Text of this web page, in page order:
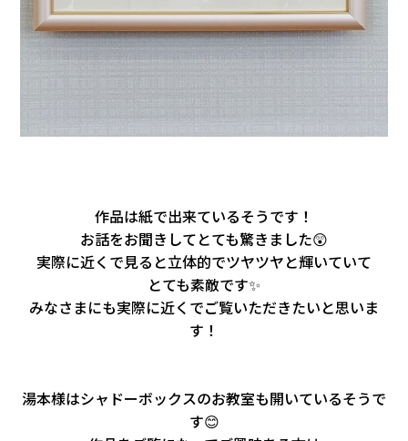
作品は紙で出来ているそうです！
お話をお聞きしてとても驚きました😲
実際に近くで見ると立体的でツヤツヤと輝いていて
とても素敵です✨
みなさまにも実際に近くでご覧いただきたいと思いま
す！
湯本様はシャドーボックスのお教室も開いているそうで
す😊